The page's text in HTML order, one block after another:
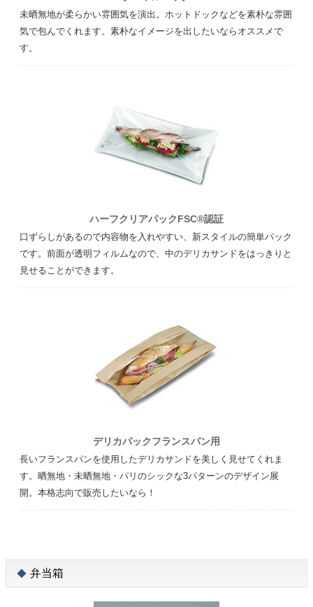
未晒無地が柔らかい雰囲気を演出。ホットドックなどを素朴な雰囲
気で包んでくれます。素朴なイメージを出したいならオススメで
す。
ハーフクリアパックFSC®認証
口ずらしがあるので内容物を入れやすい、新スタイルの簡単パック
です。前面が透明フィルムなので、中のデリカサンドをはっきりと
見せることができます。
デリカパックフランスパン用
長いフランスパンを使用したデリカサンドを美しく見せてくれま
す。晒無地・未晒無地・パリのシックな3パターンのデザイン展
開。本格志向で販売したいなら！
弁当箱